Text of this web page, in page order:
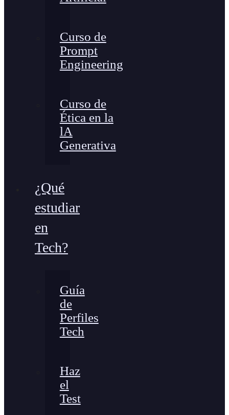
Curso de
Prompt
Engineering
Curso de
Ética en la
lA
Generativa
¿Qué
estudiar
en
Tech?
Guía
de
Perfiles
Tech
Haz
el
Test